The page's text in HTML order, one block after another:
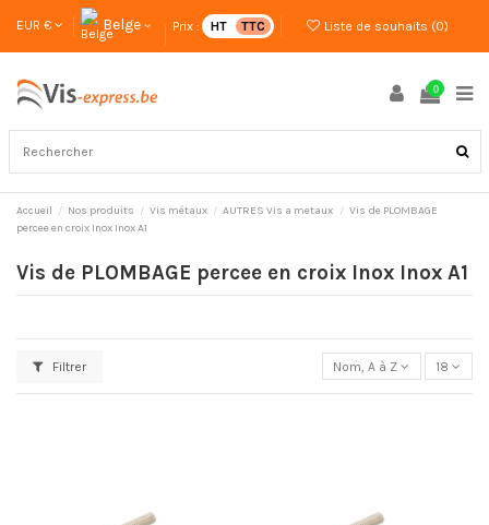
EUR € Belge Prix : HT TTC Liste de souhaits (0)
0
Accueil Nos produits Vis métaux AUTRES Vis a metaux
Vis de PLOMBAGE
percee en croix Inox Inox A1
Vis de PLOMBAGE percee en croix Inox Inox A1
Filtrer Nom, A à Z 18